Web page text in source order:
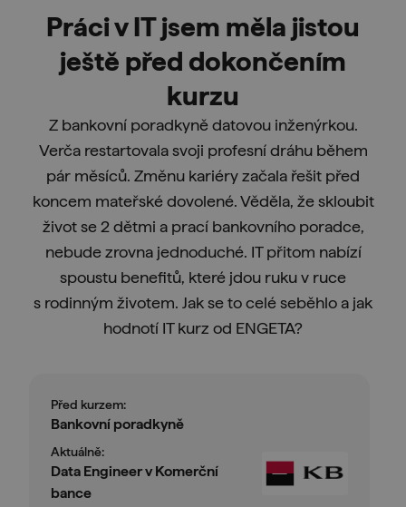
Práci v IT jsem měla jistou
ještě před dokončením
kurzu
Z bankovní poradkyně datovou inženýrkou.
Verča restartovala svoji profesní dráhu během
pár měsíců. Změnu kariéry začala řešit před
koncem mateřské dovolené. Věděla, že skloubit
život se 2 dětmi a prací bankovního poradce,
nebude zrovna jednoduché. IT přitom nabízí
spoustu benefitů, které jdou ruku v ruce
s rodinným životem. Jak se to celé seběhlo a jak
hodnotí IT kurz od ENGETA?
Před kurzem:
Bankovní poradkyně
Aktuálně:
Data Engineer v Komerční
bance